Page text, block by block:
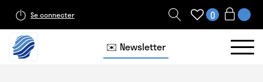
Se connecter 0
✉️ Newsletter